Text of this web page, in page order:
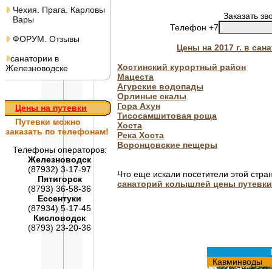
Чехия. Прага. Карловы
Вары
ФОРУМ. Отзывы
санатории в
Железноводске
Цены на путевки
Путевки можно
заказать по телефонам!
Телефоны операторов:
Железноводск
(87932) 3-17-97
Пятигорск
(8793) 36-58-36
Ессентуки
(87934) 5-17-45
Кисловодск
(8793) 23-20-36
Заказать
Телефон +7
Цены на 2017 г. в
Хостинский курортный район
Мацеста
Агурские водопады
Орлиные скалы
Гора Ахун
Тисосамшитовая роща
Хоста
Река Хоста
Воронцовские пещеры
Что еще искали посетители этой
санаторий колышлей цены путевки
Кавминводы